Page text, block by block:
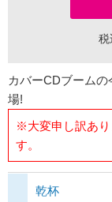
税
カバーCDブーム
場!
※大変申し訳あり
す。
乾杯